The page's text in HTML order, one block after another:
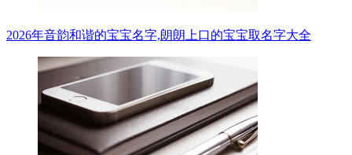
2026年音韵和谐的宝宝名字,朗朗上口的宝宝取名字大全